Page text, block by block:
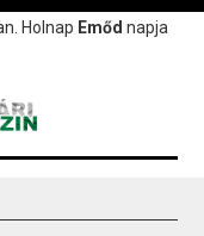
Holnap Emőd napja